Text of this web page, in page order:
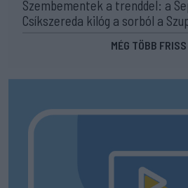
Szembementek a trenddel: a
Csíkszereda kilóg a sorból a
MÉG TÖBB